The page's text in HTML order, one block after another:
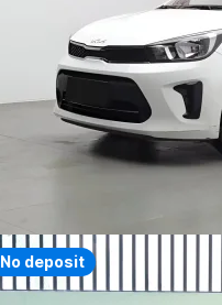
No deposit